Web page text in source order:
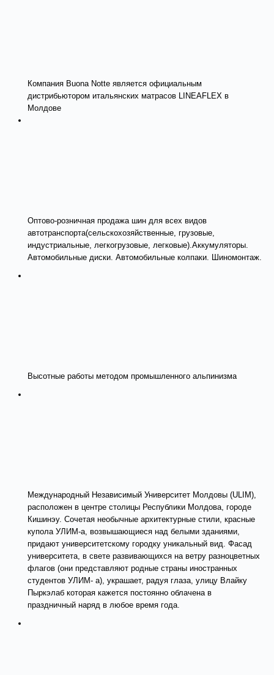
Компания Buona Notte является официальным
дистрибьютором итальянских матрасов LINEAFLEX в
Молдове
Оптово-розничная продажа шин для всех видов
автотранспорта(сельскохозяйственные, грузовые,
индустриальные, легкогрузовые, легковые).Аккумуляторы.
Автомобильные диски. Автомобильные колпаки. Шиномонтаж.
Высотные работы методом промышленного альпинизма
Международный Независимый Университет Молдовы (ULIM),
расположен в центре столицы Республики Молдова, городе
Кишинэу. Сочетая необычные архитектурные стили, красные
купола УЛИМ-а, возвышающиеся над белыми зданиями,
придают университетскому городку уникальный вид. Фасад
университета, в свете развивающихся на ветру разноцветных
флагов (они представляют родные страны иностранных
студентов УЛИМ- а), украшает, радуя глаза, улицу Влайку
Пыркэлаб которая кажется постоянно облачена в
праздничный наряд в любое время года.